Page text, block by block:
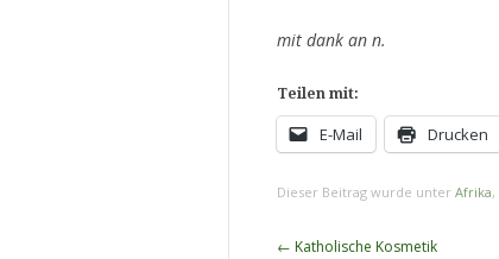
mit dank an n.
Teilen mit:
E-Mail Drucken
Dieser Beitrag wurde unter Afrika,
Beitragsnavigation
← Katholische Kosmetik